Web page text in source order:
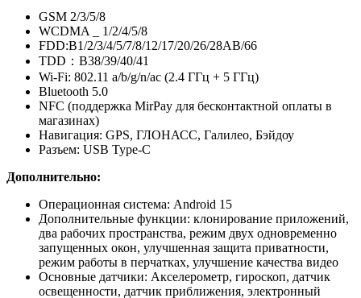
GSM 2/3/5/8
WCDMA _ 1/2/4/5/8
FDD:B1/2/3/4/5/7/8/12/17/20/26/28AB/66
TDD：B38/39/40/41
Wi-Fi: 802.11 a/b/g/n/ac (2.4 ГГц + 5 ГГц)
Bluetooth 5.0
NFC (поддержка MirPay для бесконтактной оплаты в
магазинах)
Навигация: GPS, ГЛОНАСС, Галилео, Бэйдоу
Разъем: USB Type-C
Дополнительно:
Операционная система: Android 15
Дополнительные функции: клонирование приложений,
два рабочих пространства, режим двух одновременно
запущенных окон, улучшенная защита приватности,
режим работы в перчатках, улучшение качества видео
Основные датчики: Акселерометр, гироскоп, датчик
освещенности, датчик приближения, электронный